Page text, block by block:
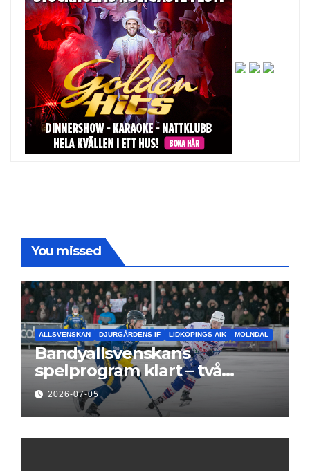
You missed
ALLSVENSKAN DJURGÅRDENS IF LIDKÖPINGS AIK MÖLNDAL
Bandyallsvenskans
spelprogram klart – två
föreningar jagar sin
elitseriesäsong
2026-07-05